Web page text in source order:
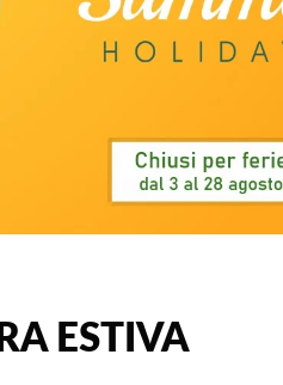
galleria galleria
6 nella visualizzazione
Carica immagine 7 nella
Carica immagine 8
Carica
ESTIVA